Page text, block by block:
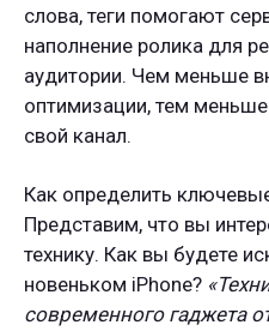
слова, теги помогают
наполнение ролика для
аудитории. Чем меньше
оптимизации, тем
свой канал.
Как определить
Представим, что вы
технику. Как вы будете
новеньком iPhone?
современного гаджета